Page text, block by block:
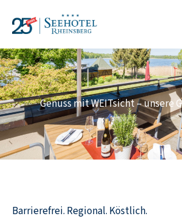
springen
Inhalt
springen
Genuss mit WEITsicht – unsere
Barrierefrei. Regional. Köstlich.